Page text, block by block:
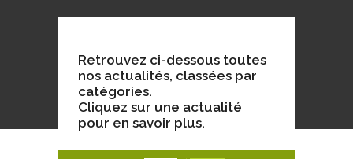
Retrouvez ci-dessous toutes
nos actualités, classées par
catégories.
Cliquez sur une actualité
pour en savoir plus.